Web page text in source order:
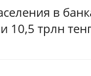
в
10,5 трлн